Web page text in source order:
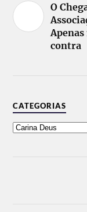
O
contra
CATEGORIAS